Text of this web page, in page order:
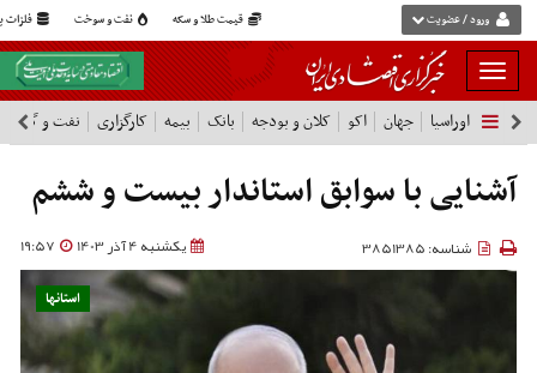
قیمت طلا و سکه نفت و سوخت فلزات ورود / عضویت
بار
و
بسته
نمودن
فهرست
اوراسیا جهان اکو کلان و بودجه بانک بیمه کارگزاری نفت و گاز
آشنایی با سوابق استاندار بیست و ششم
یکشنبه 4 آذر 1403 19:57 شناسه: 3851385
استانها